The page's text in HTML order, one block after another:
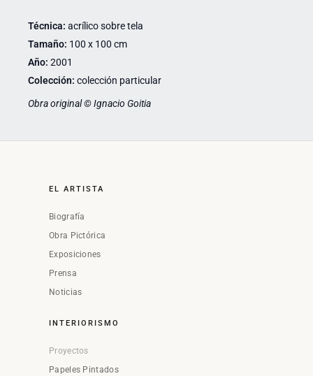
Técnica: acrílico sobre tela
Tamaño: 100 x 100 cm
Año: 2001
Colección: colección particular
Obra original © Ignacio Goitia
EL ARTISTA
Biografía
Obra Pictórica
Exposiciones
Prensa
Noticias
INTERIORISMO
Proyectos
Papeles Pintados